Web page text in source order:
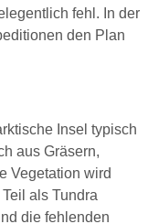
fehl. In der
den Plan
Insel typisch
aus Gräsern,
Vegetation wird
als Tundra
die fehlenden